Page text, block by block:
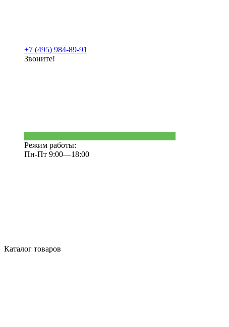
+7 (495) 984-89-91
Звоните!
Режим работы:
Пн-Пт 9:00—18:00
Каталог товаров